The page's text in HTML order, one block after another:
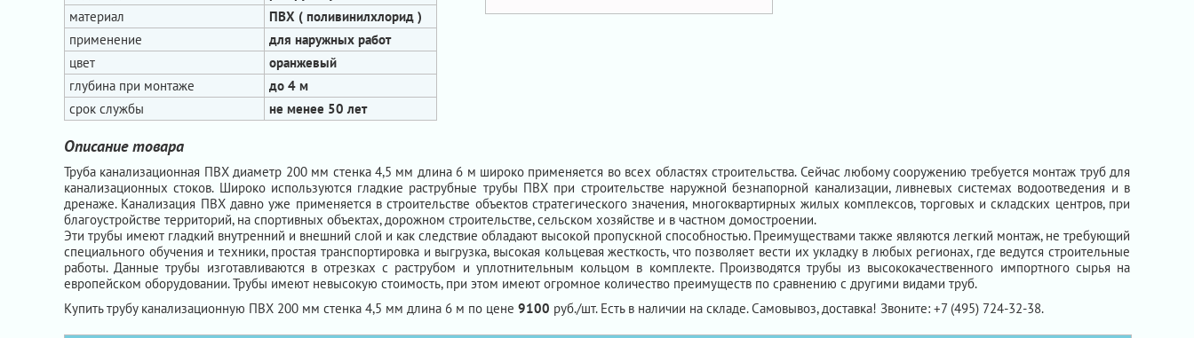
материал
ПВХ ( поливинилхлорид )
применение
для наружных работ
цвет
оранжевый
глубина при монтаже
до 4 м
срок службы
не менее 50 лет
Описание товара
Труба канализационная ПВХ диаметр 200 мм стенка 4,5 мм длина 6 м широко применяется во всех областях строительства. Сейчас любому сооружению требуется монтаж труб для
канализационных стоков. Широко используются гладкие раструбные трубы ПВХ при строительстве наружной безнапорной канализации, ливневых системах водоотведения и в
дренаже. Канализация ПВХ давно уже применяется в строительстве объектов стратегического значения, многоквартирных жилых комплексов, торговых и складских центров, при
благоустройстве территорий, на спортивных объектах, дорожном строительстве, сельском хозяйстве и в частном домостроении.
Эти трубы имеют гладкий внутренний и внешний слой и как следствие обладают высокой пропускной способностью. Преимуществами также являются легкий монтаж, не требующий
специального обучения и техники, простая транспортировка и выгрузка, высокая кольцевая жесткость, что позволяет вести их укладку в любых регионах, где ведутся строительные
работы. Данные трубы изготавливаются в отрезках с раструбом и уплотнительным кольцом в комплекте. Производятся трубы из высококачественного импортного сырья на
европейском оборудовании. Трубы имеют невысокую стоимость, при этом имеют огромное количество преимуществ по сравнению с другими видами труб.
Купить трубу канализационную ПВХ 200 мм стенка 4,5 мм длина 6 м по цене 9100 руб./шт. Есть в наличии на складе. Самовывоз, доставка! Звоните: +7 (495) 724-32-38.